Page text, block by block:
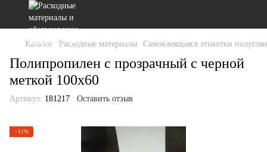
Каталог Расходные материалы Самоклеящаяся этикетки
Полипропилен с прозрачный с черной
меткой 100х60
Артикул: 181217 Оставить отзыв
−11%